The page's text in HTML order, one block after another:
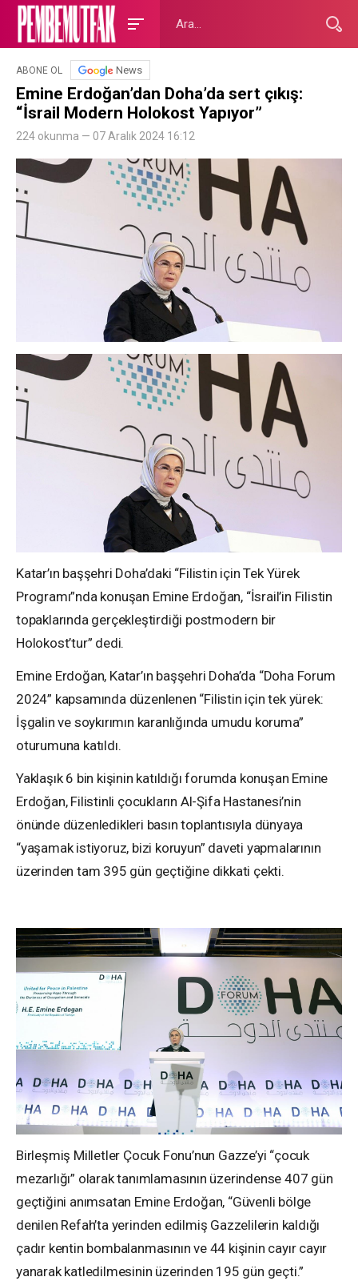
ABONE OL News
Emine Erdoğan’dan Doha’da sert çıkış:
“İsrail Modern Holokost Yapıyor”
224 okunma — 07 Aralık 2024 16:12
Katar’ın başşehri Doha’daki “Filistin için Tek Yürek
Programı”nda konuşan Emine Erdoğan, “İsrail’in Filistin
topaklarında gerçekleştirdiği postmodern bir
Holokost’tur” dedi.
Emine Erdoğan, Katar’ın başşehri Doha’da “Doha Forum
2024” kapsamında düzenlenen “Filistin için tek yürek:
İşgalin ve soykırımın karanlığında umudu koruma”
oturumuna katıldı.
Yaklaşık 6 bin kişinin katıldığı forumda konuşan Emine
Erdoğan, Filistinli çocukların Al-Şifa Hastanesi’nin
önünde düzenledikleri basın toplantısıyla dünyaya
“yaşamak istiyoruz, bizi koruyun” daveti yapmalarının
üzerinden tam 395 gün geçtiğine dikkati çekti.
Birleşmiş Milletler Çocuk Fonu’nun Gazze’yi “çocuk
mezarlığı” olarak tanımlamasının üzerindense 407 gün
geçtiğini anımsatan Emine Erdoğan, “Güvenli bölge
denilen Refah’ta yerinden edilmiş Gazzelilerin kaldığı
çadır kentin bombalanmasının ve 44 kişinin cayır cayır
yanarak katledilmesinin üzerinden 195 gün geçti.”